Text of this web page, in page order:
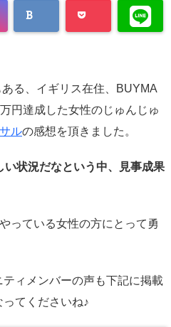
ある、イギリス在住、BUYMA
円達成した女性のじゅんじゅ
ルの感想を頂きました。
状況だなという中、見事成果
っている女性の方にとって勇
ィメンバーの声も下記に掲載
てくださいね♪